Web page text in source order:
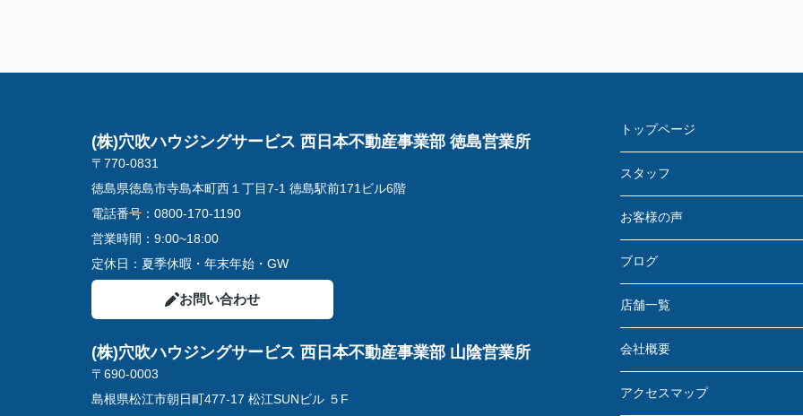
(株)穴吹ハウジングサービス 西日本不動産事業部 徳島営業所
〒770-0831
徳島県徳島市寺島本町西１丁目7-1 徳島駅前171ビル6階
電話番号： 0800-170-1190
営業時間： 9:00~18:00
定休日： 夏季休暇・年末年始・GW
お問い合わせ
(株)穴吹ハウジングサービス 西日本不動産事業部 山陰営業所
〒690-0003
島根県松江市朝日町477-17 松江SUNビル ５F
トップページ
スタッフ
お客様の声
ブログ
店舗一覧
会社概要
アクセスマップ